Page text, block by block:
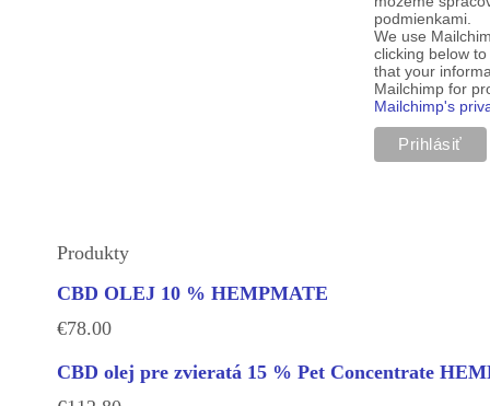
podmienkami.
We use
clicking below
that your
Mailchimp for
Mailchimp's
Produkty
CBD OLEJ 10 % HEMPMATE
€78.00
CBD olej pre zvieratá 15 % Pet Concentrate